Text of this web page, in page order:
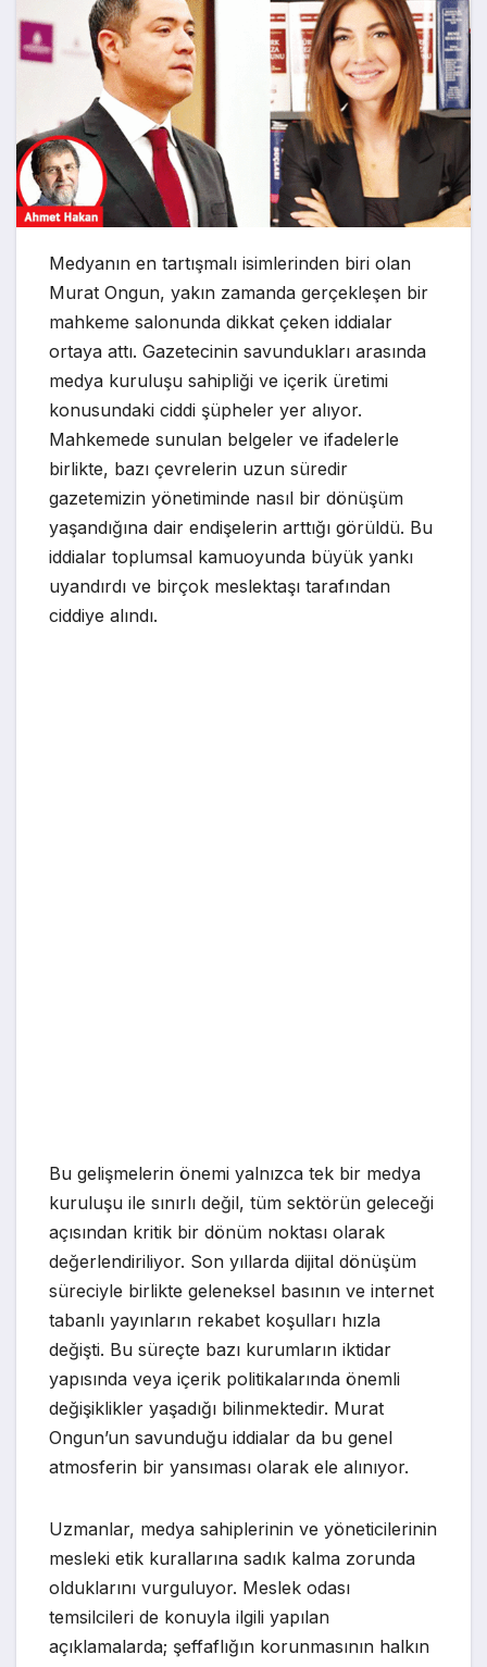
Medyanın en tartışmalı isimlerinden biri olan
Murat Ongun, yakın zamanda gerçekleşen bir
mahkeme salonunda dikkat çeken iddialar
ortaya attı. Gazetecinin savundukları arasında
medya kuruluşu sahipliği ve içerik üretimi
konusundaki ciddi şüpheler yer alıyor.
Mahkemede sunulan belgeler ve ifadelerle
birlikte, bazı çevrelerin uzun süredir
gazetemizin yönetiminde nasıl bir dönüşüm
yaşandığına dair endişelerin arttığı görüldü. Bu
iddialar toplumsal kamuoyunda büyük yankı
uyandırdı ve birçok meslektaşı tarafından
ciddiye alındı.
Bu gelişmelerin önemi yalnızca tek bir medya
kuruluşu ile sınırlı değil, tüm sektörün geleceği
açısından kritik bir dönüm noktası olarak
değerlendiriliyor. Son yıllarda dijital dönüşüm
süreciyle birlikte geleneksel basının ve internet
tabanlı yayınların rekabet koşulları hızla
değişti. Bu süreçte bazı kurumların iktidar
yapısında veya içerik politikalarında önemli
değişiklikler yaşadığı bilinmektedir. Murat
Ongun’un savunduğu iddialar da bu genel
atmosferin bir yansıması olarak ele alınıyor.
Uzmanlar, medya sahiplerinin ve yöneticilerinin
mesleki etik kurallarına sadık kalma zorunda
olduklarını vurguluyor. Meslek odası
temsilcileri de konuyla ilgili yapılan
açıklamalarda; şeffaflığın korunmasının halkın